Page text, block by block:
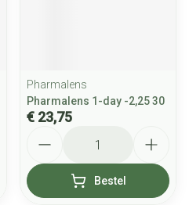
Pharmalens
Pharmalens 1-day -2,25 30
€ 23,75
Bestel